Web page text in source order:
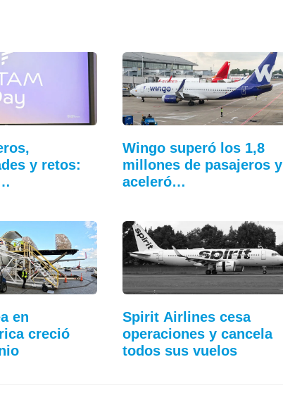
y retos:
Wingo superó los 1,8
millones de pasajeros y
aceleró…
en
creció
Spirit Airlines cesa
operaciones y cancela
todos sus vuelos